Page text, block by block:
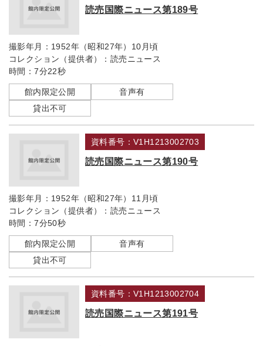
読売国際ニュース第189号
撮影年月： 1952年（昭和27年）10月頃
コレクション（提供者）： 読売ニュース
時間：7分22秒
館内限定公開
音声有
貸出不可
資料番号：V1H1213002703
読売国際ニュース第190号
撮影年月： 1952年（昭和27年）11月頃
コレクション（提供者）： 読売ニュース
時間：7分50秒
館内限定公開
音声有
貸出不可
資料番号：V1H1213002704
読売国際ニュース第191号